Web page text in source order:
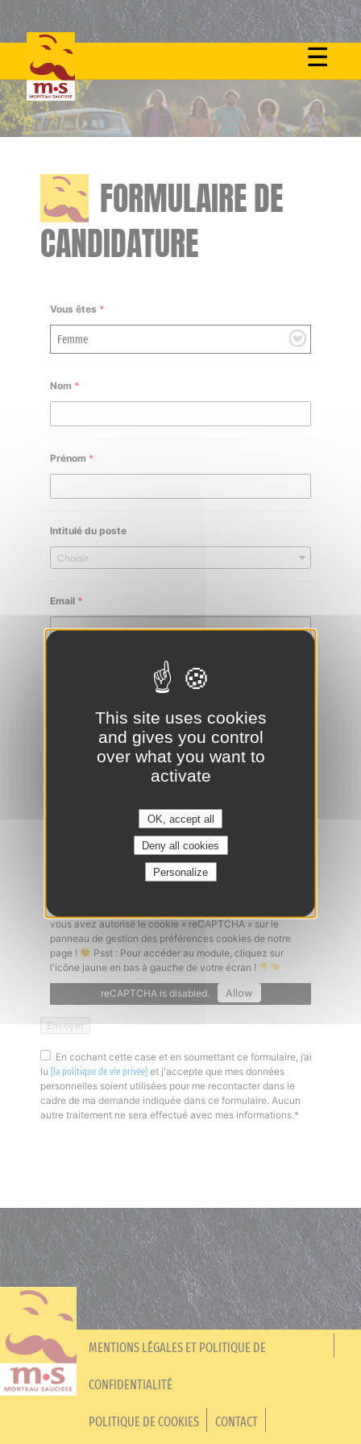
Skip
FORMULAIRE DE
CANDIDATURE
Vous êtes *
Nom *
Prénom *
Intitulé du poste
Choisir
Email *
Ajouter un CV*
Un problème à l'envoi de votre candidature ? Vérifiez que
vous avez autorisé le cookie « reCAPTCHA » sur le
panneau de gestion des préférences cookies de notre
page !
Psst : Pour accéder au module, cliquez sur
l'icône jaune en bas à gauche de votre écran !
reCAPTCHA is disabled. Allow
En cochant cette case et en soumettant ce formulaire, j’ai
lu
[la politique de vie privée] et j'accepte que mes données
personnelles soient utilisées pour me recontacter dans le
cadre de ma demande indiquée dans ce formulaire. Aucun
autre traitement ne sera effectué avec mes informations.*
MENTIONS LÉGALES ET POLITIQUE DE
CONFIDENTIALITÉ
POLITIQUE DE COOKIES CONTACT
This site uses cookies
and gives you control
over what you want to
activate
OK, accept all
Deny all cookies
Personalize